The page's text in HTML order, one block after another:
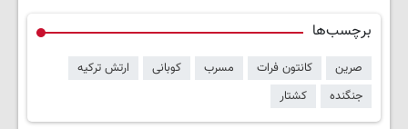
برچسب‌ها
صرین کانتون فرات مسرب کوبانی
ارتش ترکیه
جنگنده
کشتار